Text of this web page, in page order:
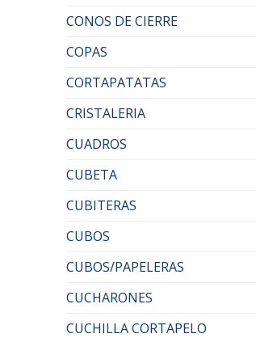
CONOS DE CIERRE
COPAS
CORTAPATATAS
CRISTALERIA
CUADROS
CUBETA
CUBITERAS
CUBOS
CUBOS/PAPELERAS
CUCHARONES
CUCHILLA CORTAPELO